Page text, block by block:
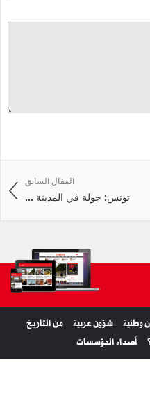
المقال السابق
تونس: جولة في المدينة ...
وطنية شؤون عربية
من التاريخ
أصداء المؤسسات